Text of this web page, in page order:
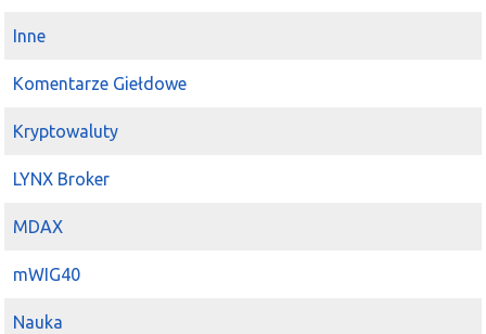
Inne
Komentarze Giełdowe
Kryptowaluty
LYNX Broker
MDAX
mWIG40
Nauka